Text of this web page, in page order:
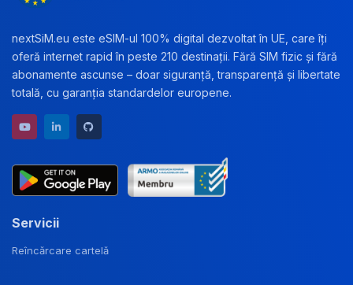
nextSiM.eu este eSIM-ul 100% digital dezvoltat în UE, care îți
oferă internet rapid în peste 210 destinații. Fără SIM fizic și fără
abonamente ascunse – doar siguranță, transparență și libertate
totală, cu garanția standardelor europene.
YouTube channel
LinkedIn profile
Servicii
Reîncărcare cartelă